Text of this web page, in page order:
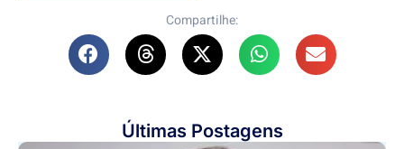
Compartilhe:
Últimas Postagens